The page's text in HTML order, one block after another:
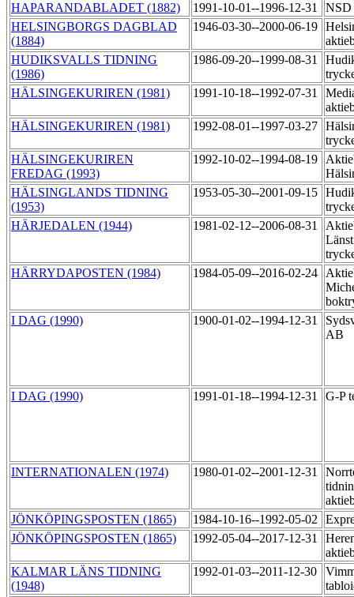
HAPARANDABLADET (1882) 1991-10-01--1996-12-31
NSD
HELSINGBORGS DAGBLAD
(1884)
1946-03-30--2000-06-19
HUDIKSVALLS TIDNING
(1986)
1986-09-20--1999-08-31
HÄLSINGEKURIREN (1981)
1991-10-18--1992-07-31
HÄLSINGEKURIREN (1981)
1992-08-01--1997-03-27
HÄLSINGEKURIREN
FREDAG (1993)
1992-10-02--1994-08-19
HÄLSINGLANDS TIDNING
(1953)
1953-05-30--2001-09-15
HÄRJEDALEN (1944)
1981-02-12--2006-08-31
HÄRRYDAPOSTEN (1984)
1984-05-09--2016-02-24
I DAG (1990)
1900-01-02--1994-12-31
AB
I DAG (1990) 1991-01-18--1994-12-31 G-P
INTERNATIONALEN (1974) 1980-01-02--2001-12-31
JÖNKÖPINGSPOSTEN (1865)
1984-10-16--1992-05-02
JÖNKÖPINGSPOSTEN (1865)
1992-05-04--2017-12-31
KALMAR LÄNS TIDNING
(1948)
1992-01-03--2011-12-30